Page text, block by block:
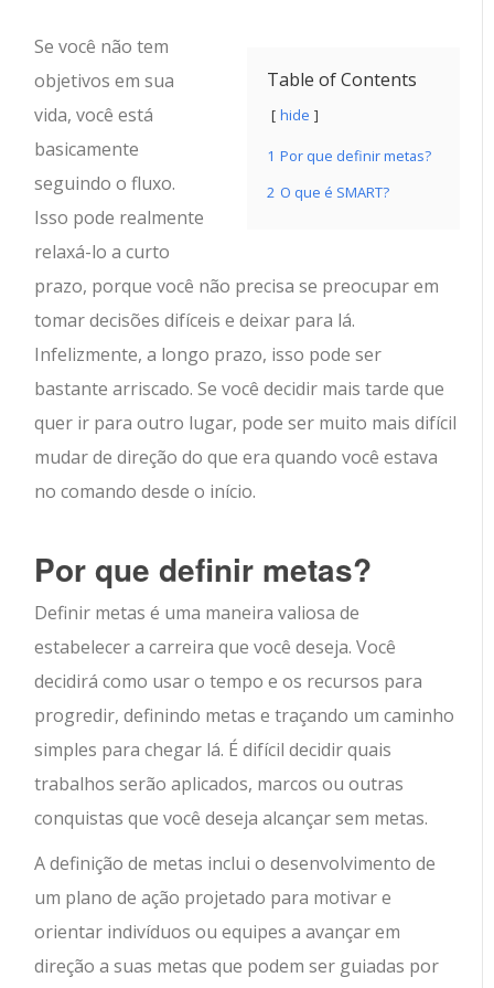
Table of Contents
hide
1 Por que definir metas?
2 O que é SMART?
Se você não tem
objetivos em sua
vida, você está
basicamente
seguindo o fluxo.
Isso pode realmente
relaxá-lo a curto
prazo, porque você não precisa se preocupar em
tomar decisões difíceis e deixar para lá.
Infelizmente, a longo prazo, isso pode ser
bastante arriscado. Se você decidir mais tarde que
quer ir para outro lugar, pode ser muito mais difícil
mudar de direção do que era quando você estava
no comando desde o início.
Por que definir metas?
Definir metas é uma maneira valiosa de
estabelecer a carreira que você deseja. Você
decidirá como usar o tempo e os recursos para
progredir, definindo metas e traçando um caminho
simples para chegar lá. É difícil decidir quais
trabalhos serão aplicados, marcos ou outras
conquistas que você deseja alcançar sem metas.
A definição de metas inclui o desenvolvimento de
um plano de ação projetado para motivar e
orientar indivíduos ou equipes a avançar em
direção a suas metas que podem ser guiadas por